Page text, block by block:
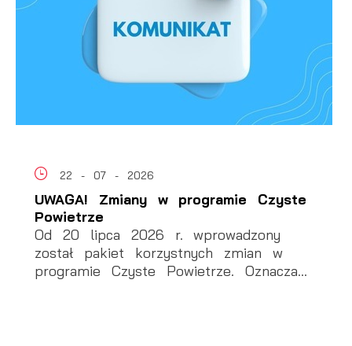
22 - 07 - 2026
UWAGA! Zmiany w programie Czyste
Powietrze
Od 20 lipca 2026 r. wprowadzony
został pakiet korzystnych zmian w
programie Czyste Powietrze. Oznacza...